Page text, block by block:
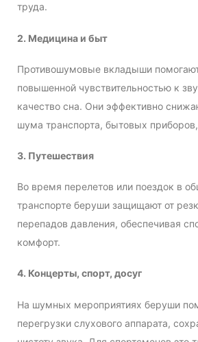
труда.
2. Медицина и быт
Противошумовые вкладыши
повышенной чувствительностью к
качество сна. Они эффективно
шума транспорта, бытовых
3. Путешествия
Во время перелетов или поездок в
транспорте беруши защищают от
перепадов давления, обеспечивая
комфорт.
4. Концерты, спорт, досуг
На шумных мероприятиях беруши
перегрузки слухового аппарата,